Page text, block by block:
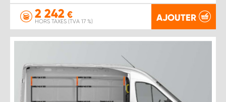
2 242 €
HORS TAXES (TVA 17 %) AJOUTER